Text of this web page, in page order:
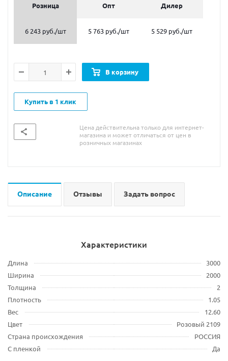
Розница Опт Дилер
6 243 руб./шт 5 763 руб./шт 5 529 руб./шт
В корзину
Купить в 1 клик
Цена действительна только для интернет-
магазина и может отличаться от цен в
розничных магазинах
Описание Отзывы Задать вопрос
Характеристики
Длина
3000
Ширина
2000
Толщина
2
Плотность
1.05
Вес
12.60
Цвет
Розовый 2109
Страна происхождения
РОССИЯ
С пленкой
Да